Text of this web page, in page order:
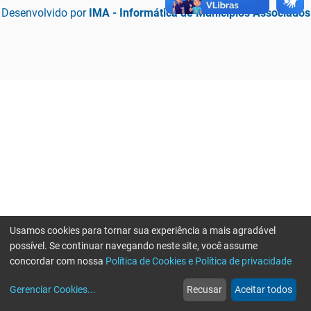
Desenvolvido por IMA - Informática de Municípios Associados
web
Notícias
more_horiz
Mais
Usamos cookies para tornar sua experiência a mais agradável
possível. Se continuar navegando neste site, você assume
concordar com nossa Política de Cookies e Política de privacidade
Gerenciar Cookies... Recusar Aceitar todos
Erro ao enviar informações, por favor tente novamente